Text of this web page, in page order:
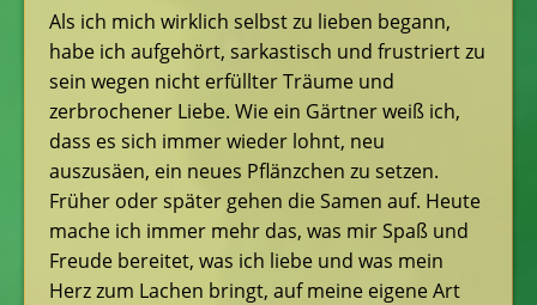
Als ich mich wirklich selbst zu lieben begann,
habe ich aufgehört, sarkastisch und frustriert zu
sein wegen nicht erfüllter Träume und
zerbrochener Liebe. Wie ein Gärtner weiß ich,
dass es sich immer wieder lohnt, neu
auszusäen, ein neues Pflänzchen zu setzen.
Früher oder später gehen die Samen auf. Heute
mache ich immer mehr das, was mir Spaß und
Freude bereitet, was ich liebe und was mein
Herz zum Lachen bringt, auf meine eigene Art